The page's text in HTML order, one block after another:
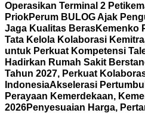
Operasikan Terminal 2
PriokPerum BULOG Ajak
Jaga Kualitas BerasKemenko
Tata Kelola Kolaborasi
untuk Perkuat Kompetensi
Hadirkan Rumah Sakit
Tahun 2027, Perkuat
IndonesiaAkselerasi
Perayaan Kemerdekaan,
2026Penyesuaian Harga,